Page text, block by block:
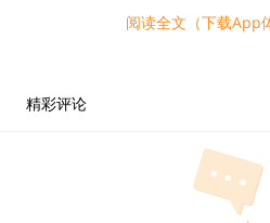
的解决方案。
期交易员会慢慢开始套现他们持
币安首席执行官赵长鹏也警告
券，将会对加密行业产生重大影
阅读全文（下载App
精彩评论